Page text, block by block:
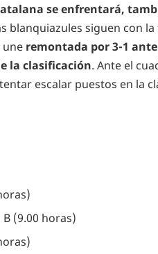
se enfrentará,
blanquiazules siguen con
une remontada por 3-1
la clasificación. Ante el
escalar puestos en la
(9.00 horas)